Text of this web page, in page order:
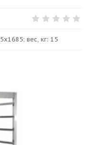
вес, кг: 15